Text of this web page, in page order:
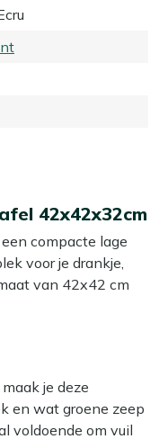
42x42x32cm
compacte lage
voor je drankje,
van 42x42 cm
is volledig van
als je je terras
32 cm sluit hij
en stoelen. Zet de
dan staat hij het
je deze
en wat groene zeep
voldoende om vuil